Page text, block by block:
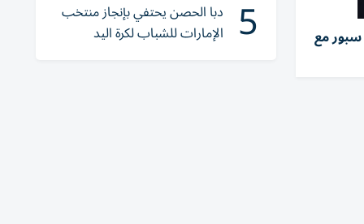
مع 5 دبا الحصن يحتفي بإنجاز منتخب
الإمارات للشباب لكرة اليد